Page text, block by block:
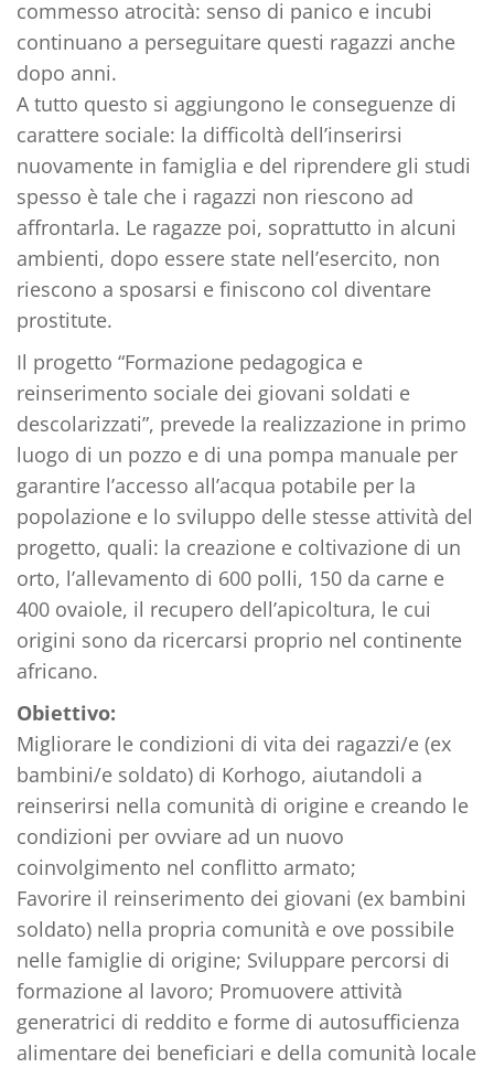
commesso atrocità: senso di panico e incubi
continuano a perseguitare questi ragazzi anche
dopo anni.
A tutto questo si aggiungono le conseguenze di
carattere sociale: la difficoltà dell’inserirsi
nuovamente in famiglia e del riprendere gli studi
spesso è tale che i ragazzi non riescono ad
affrontarla. Le ragazze poi, soprattutto in alcuni
ambienti, dopo essere state nell’esercito, non
riescono a sposarsi e finiscono col diventare
prostitute.
Il progetto “Formazione pedagogica e
reinserimento sociale dei giovani soldati e
descolarizzati”, prevede la realizzazione in primo
luogo di un pozzo e di una pompa manuale per
garantire l’accesso all’acqua potabile per la
popolazione e lo sviluppo delle stesse attività del
progetto, quali: la creazione e coltivazione di un
orto, l’allevamento di 600 polli, 150 da carne e
400 ovaiole, il recupero dell’apicoltura, le cui
origini sono da ricercarsi proprio nel continente
africano.
Obiettivo:
Migliorare le condizioni di vita dei ragazzi/e (ex
bambini/e soldato) di Korhogo, aiutandoli a
reinserirsi nella comunità di origine e creando le
condizioni per ovviare ad un nuovo
coinvolgimento nel conflitto armato;
Favorire il reinserimento dei giovani (ex bambini
soldato) nella propria comunità e ove possibile
nelle famiglie di origine; Sviluppare percorsi di
formazione al lavoro; Promuovere attività
generatrici di reddito e forme di autosufficienza
alimentare dei beneficiari e della comunità locale